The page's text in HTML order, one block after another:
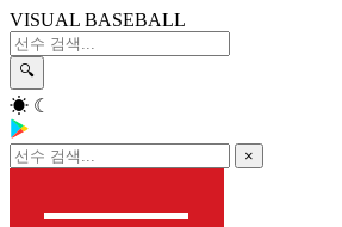
VISUAL BASEBALL
🔍
☀ ☾
×